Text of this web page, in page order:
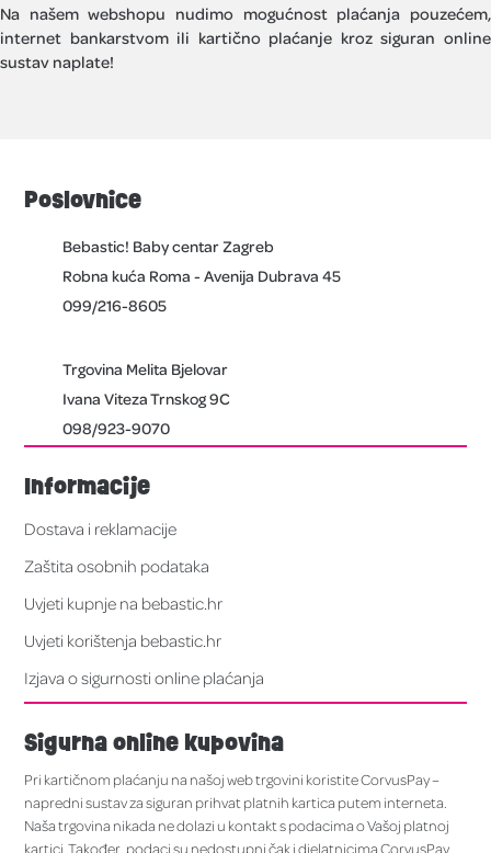
Na našem webshopu nudimo mogućnost plaćanja pouzećem,
internet bankarstvom ili kartično plaćanje kroz siguran online
sustav naplate!
Poslovnice
Bebastic! Baby centar Zagreb
Robna kuća Roma - Avenija Dubrava 45
099/216-8605
Trgovina Melita Bjelovar
Ivana Viteza Trnskog 9C
098/923-9070
Informacije
Dostava i reklamacije
Zaštita osobnih podataka
Uvjeti kupnje na bebastic.hr
Uvjeti korištenja bebastic.hr
Izjava o sigurnosti online plaćanja
Sigurna online kupovina
Pri kartičnom plaćanju na našoj web trgovini koristite CorvusPay –
napredni sustav za siguran prihvat platnih kartica putem interneta.
Naša trgovina nikada ne dolazi u kontakt s podacima o Vašoj platnoj
kartici. Također, podaci su nedostupni čak i djelatnicima CorvusPay